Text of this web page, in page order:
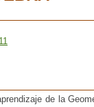
de la